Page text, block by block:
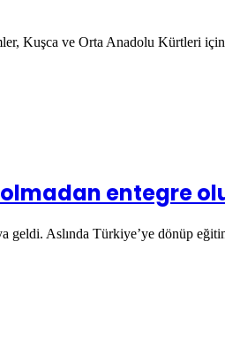
Kuşca ve Orta Anadolu Kürtleri
entegre
geldi. Aslında Türkiye’ye dönüp